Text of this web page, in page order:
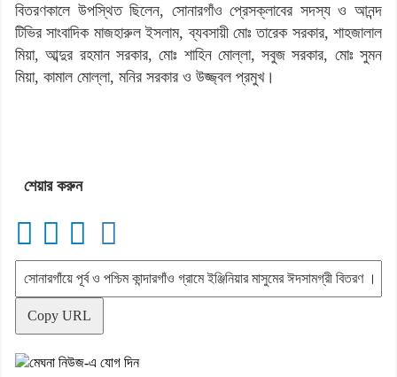
বিতরণকালে উপস্থিত ছিলেন, সোনারগাঁও প্রেসক্লাবের সদস্য ও আনন্দ
টিভির সাংবাদিক মাজহারুল ইসলাম, ব্যবসায়ী মোঃ তারেক সরকার, শাহজালাল
মিয়া, আব্দুর রহমান সরকার, মোঃ শাহিন মোল্লা, সবুজ সরকার, মোঃ সুমন
মিয়া, কামাল মোল্লা, মনির সরকার ও উজ্জ্বল প্রমুখ।
শেয়ার করুন
Copy URL